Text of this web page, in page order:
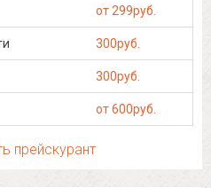
от 299руб.
300руб.
300руб.
от 600руб.
прейскурант